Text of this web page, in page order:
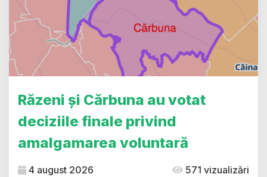
Răzeni și Cărbuna au votat
deciziile finale privind
amalgamarea voluntară
4 august 2026 571 vizualizări